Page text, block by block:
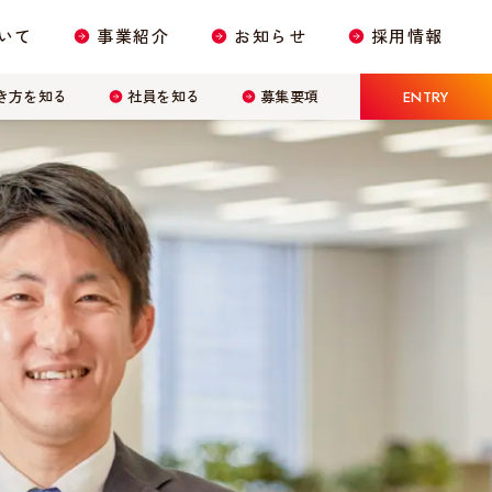
て 事業紹介 お知らせ 採用情報
方を知る 社員を知る 募集要項 ENTRY